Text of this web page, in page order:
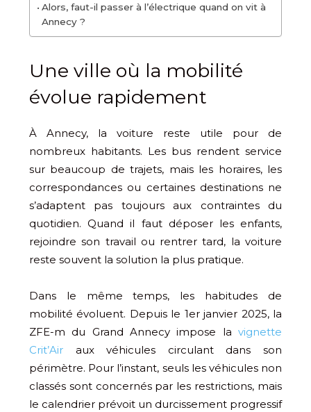
Alors, faut-il passer à l’électrique quand on vit à
Annecy ?
Une ville où la mobilité
évolue rapidement
À Annecy, la voiture reste utile pour de
nombreux habitants. Les bus rendent service
sur beaucoup de trajets, mais les horaires, les
correspondances ou certaines destinations ne
s’adaptent pas toujours aux contraintes du
quotidien. Quand il faut déposer les enfants,
rejoindre son travail ou rentrer tard, la voiture
reste souvent la solution la plus pratique.
Dans le même temps, les habitudes de
mobilité évoluent. Depuis le 1er janvier 2025, la
ZFE-m du Grand Annecy impose la vignette
Crit’Air aux véhicules circulant dans son
périmètre. Pour l’instant, seuls les véhicules non
classés sont concernés par les restrictions, mais
le calendrier prévoit un durcissement progressif